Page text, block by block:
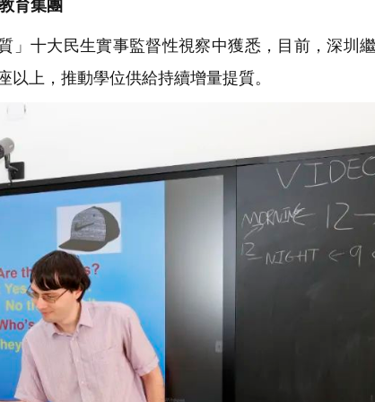
育集團
」十大民生實事監督性視察中獲悉，目前，深圳
上，推動學位供給持續增量提質。